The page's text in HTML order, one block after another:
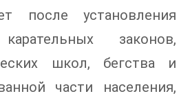
после установления
законов,
школ, бегства и
части населения,